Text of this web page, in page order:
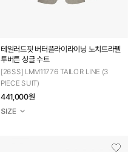
테일러드핏 버터플라이라이닝 노치트라펠
투버튼 싱글 수트
[26SS] LMM11776 TAILOR LINE (3
PIECE SUIT)
441,000원